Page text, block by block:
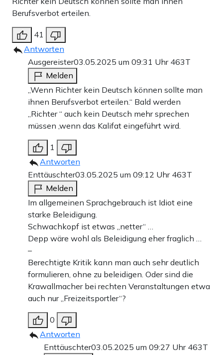
Berufsverbot erteilen.
41
Antworten
Ausgereister03.05.2025 um 09:31 Uhr 463T
Melden
„Wenn Richter kein Deutsch können sollte man
ihnen Berufsverbot erteilen.“ Bald werden
„Richter “ auch kein Deutsch mehr sprechen
müssen ,wenn das Kalifat eingeführt wird.
1
Antworten
Enttäuschter03.05.2025 um 09:12 Uhr 463T
Melden
Im allgemeinen Sprachgebrauch ist Idiot eine
starke Beleidigung.
Schwachkopf ist etwas „netter“ …
Depp wäre wohl als Beleidigung eher fraglich …
–
Berechtigte Kritik kann man auch sehr deutlich
formulieren, ohne zu beleidigen. Oder sind die
Krawallmacher bei rechten Veranstaltungen etwa
auch nur „Freizeitsportler“?
0
Antworten
Enttäuschter03.05.2025 um 09:27 Uhr 463T